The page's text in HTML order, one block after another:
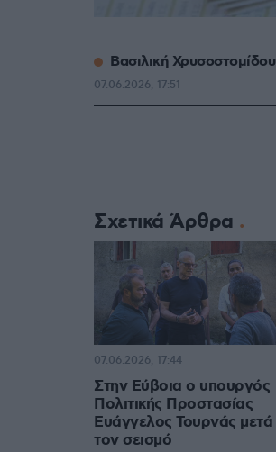
Βασιλική Χρυσοστομίδου
07.06.2026, 17:51
Σχετικά Άρθρα
Στην Εύβοια ο υπουργός
Πολιτικής Προστασίας
Ευάγγελος Τουρνάς μετά
τον σεισμό
07.06.2026, 17:44